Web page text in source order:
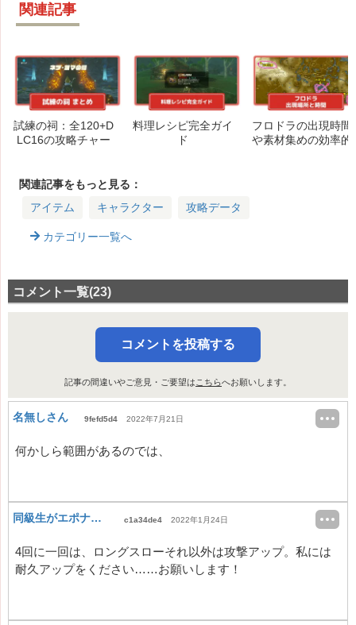
関連記事
試練の祠：全120+D
LC16の攻略チャー
料理レシピ完全ガイ
ド
フロドラの出現時間
や素材集めの効率的
関連記事をもっと見る：
アイテム
キャラクター 攻略データ
カテゴリー一覧へ
コメント一覧(23)
コメントを投稿する
記事の間違いやご意見・ご要望は こちらへお願いします。
名無しさん 9fefd5d4 2022年7月21日
何かしら範囲があるのでは、
同級生がエポナを知らない c1a34de4 2022年1月24日
4回に一回は、ロングスローそれ以外は攻撃アップ。私には
耐久アップをください……お願いします！